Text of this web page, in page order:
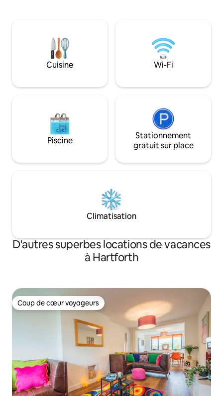
Netflix – on ne vous juge pas! Un pub
chaleureux à 2 minutes à pied et de
fabuleux restaurants à proximité. Un
havre de paix et de luxe climatisé pour
chose? Vous venez de trouver le séjour
des soirées
privé avec un
bois, des sièges
couvert.
Cuisine Wi-Fi
Piscine
Stationnement
gratuit sur place
Climatisation
D'autres superbes locations de vacances
à Hartforth
Coup de cœur voyageurs
Coup de cœur voyageurs